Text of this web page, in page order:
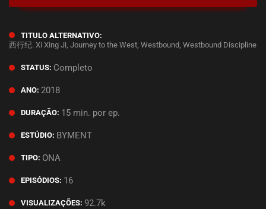
TITULO ALTERNATIVO:
西行纪. Xi Xing Ji, Journey to the West, Westbound, Westbound Discipline
STATUS: Completo
ANO: 2018
DURAÇÃO: 15 min. por ep.
ESTÚDIO: BYMENT
TIPO: ONA
EPISÓDIOS: 16
VISUALIZAÇÕES: 92.7k